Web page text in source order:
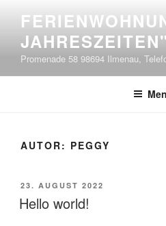
springen
Promenade 58 98694 Ilmenau,
AUTOR: PEGGY
VERÖFFENTLICHT
AM
23. AUGUST 2022
Hello world!